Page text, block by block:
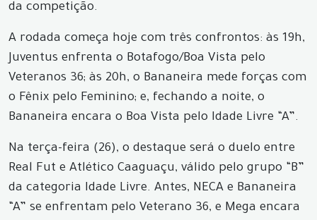
da competição.
A rodada começa hoje com três confrontos: às 19h,
Juventus enfrenta o Botafogo/Boa Vista pelo
Veteranos 36; às 20h, o Bananeira mede forças com
o Fênix pelo Feminino; e, fechando a noite, o
Bananeira encara o Boa Vista pelo Idade Livre “A”.
Na terça-feira (26), o destaque será o duelo entre
Real Fut e Atlético Caaguaçu, válido pelo grupo “B”
da categoria Idade Livre. Antes, NECA e Bananeira
“A” se enfrentam pelo Veterano 36, e Mega encara